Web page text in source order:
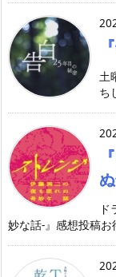
土
ち
妙な話-』感想投稿